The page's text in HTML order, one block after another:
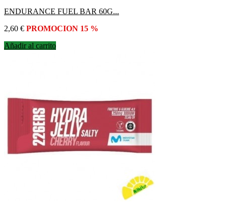
ENDURANCE FUEL BAR 60G...
Precio
2,60 € PROMOCION 15 %
Añadir al carrito